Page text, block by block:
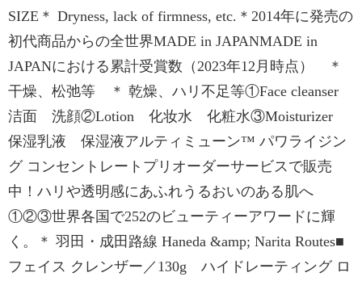
SIZE＊ Dryness, lack of firmness, etc.＊2014年に発売の
初代商品からの全世界MADE in JAPANMADE in
JAPANにおける累計受賞数（2023年12月時点） ＊
干燥、松弛等 ＊ 乾燥、ハリ不足等①Face cleanser
洁面 洗顔②Lotion 化妆水 化粧水③Moisturizer
保湿乳液 保湿液アルティミューン™ パワライジン
グ コンセントレートプリオーダーサービスで販売
中！ハリや透明感にあふれうるおいのある肌へ
①②③世界各国で252のビューティーアワードに輝
く。＊ 羽田・成田路線 Haneda &amp; Narita Routes■
フェイス クレンザー／130g ハイドレーティング ロ